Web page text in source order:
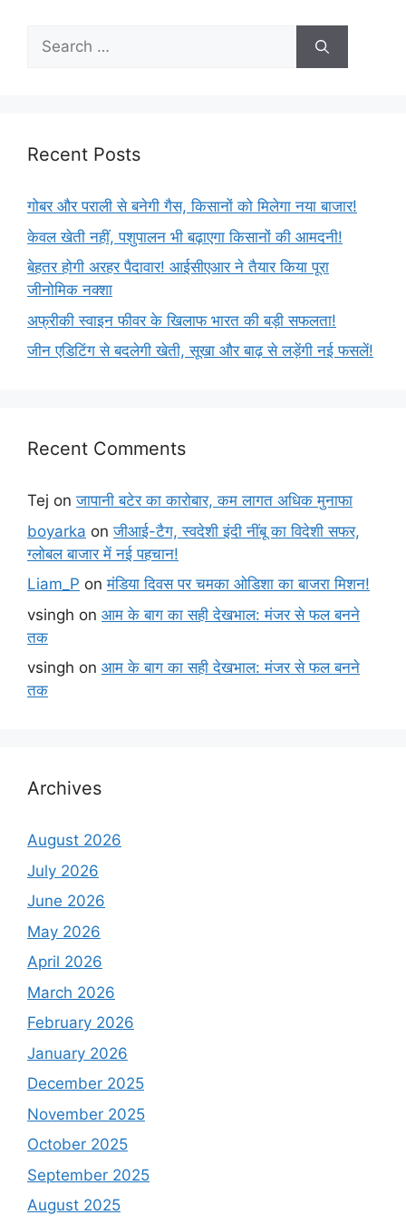
Recent Posts
गोबर और पराली से बनेगी गैस, किसानों को मिलेगा नया बाजार!
केवल खेती नहीं, पशुपालन भी बढ़ाएगा किसानों की आमदनी!
बेहतर होगी अरहर पैदावार! आईसीएआर ने तैयार किया पूरा
जीनोमिक नक्शा
अफ्रीकी स्वाइन फीवर के खिलाफ भारत की बड़ी सफलता!
जीन एडिटिंग से बदलेगी खेती, सूखा और बाढ़ से लड़ेंगी नई फसलें!
Recent Comments
Tej onजापानी बटेर का कारोबार, कम लागत अधिक मुनाफा
boyarka onजीआई-टैग, स्वदेशी इंदी नींबू का विदेशी सफर,
ग्लोबल बाजार में नई पहचान!
Liam_P onमंडिया दिवस पर चमका ओडिशा का बाजरा मिशन!
vsingh on आम के बाग का सही देखभाल: मंजर से फल बनने
तक
vsingh on आम के बाग का सही देखभाल: मंजर से फल बनने
तक
Archives
August 2026
July 2026
June 2026
May 2026
April 2026
March 2026
February 2026
January 2026
December 2025
November 2025
October 2025
September 2025
August 2025